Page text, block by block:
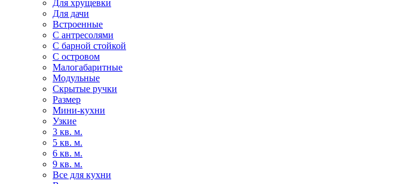
Для хрущевки
Для дачи
Встроенные
С антресолями
С барной стойкой
С островом
Малогабаритные
Модульные
Скрытые ручки
Размер
Мини-кухни
Узкие
3 кв. м.
5 кв. м.
6 кв. м.
9 кв. м.
Все для кухни